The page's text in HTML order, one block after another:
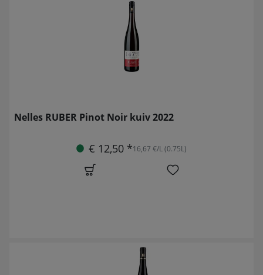
Nelles RUBER Pinot Noir kuiv 2022
€ 12,50 *16,67 €/L (0.75L)